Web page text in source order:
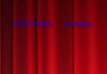
TWO Flutes Kontakt